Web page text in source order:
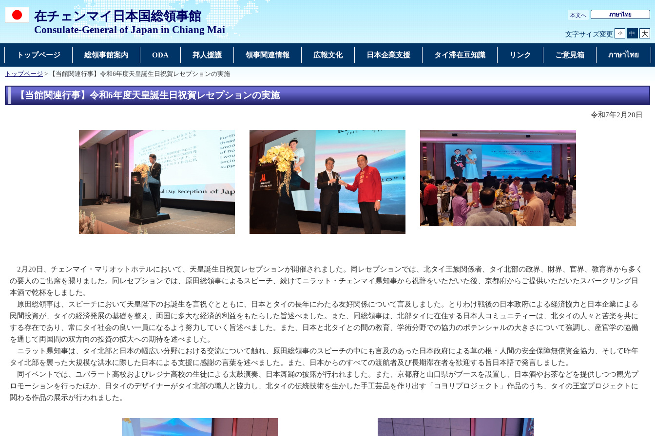
在チェンマイ日本国総領事館
Consulate-General of Japan in Chiang Mai
本文へ ภาษาไทย
文字サイズ変更 小 中 大
トップページ 総領事館案内 ODA 邦人援護 領事関連情報 広報文化 日本企業支援 タイ滞在豆知識 リンク ご意見箱 ภาษาไทย
トップページ > 【当館関連行事】令和6年度天皇誕生日祝賀レセプションの実施
【当館関連行事】令和6年度天皇誕生日祝賀レセプションの実施
令和7年2月20日
2月20日、チェンマイ・マリオットホテルにおいて、天皇誕生日祝賀レセプションが開催されました。同レセプションでは、北タイ王族関係者、タイ北部の政界、財界、官界、教育界から多く
の要人のご出席を賜りました。同レセプションでは、原田総領事によるスピーチ、続けてニラット・チェンマイ県知事から祝辞をいただいた後、京都府からご提供いただいたスパークリング日
本酒で乾杯をしました。
原田総領事は、スピーチにおいて天皇陛下のお誕生を言祝ぐとともに、日本とタイの長年にわたる友好関係について言及しました。とりわけ戦後の日本政府による経済協力と日本企業による
民間投資が、タイの経済発展の基礎を整え、両国に多大な経済的利益をもたらした旨述べました。また、同総領事は、北部タイに在住する日本人コミュニティーは、北タイの人々と苦楽を共に
する存在であり、常にタイ社会の良い一員になるよう努力していく旨述べました。また、日本と北タイとの間の教育、学術分野での協力のポテンシャルの大きさについて強調し、産官学の協働
を通じて両国間の双方向の投資の拡大への期待を述べました。
ニラット県知事は、タイ北部と日本の幅広い分野における交流について触れ、原田総領事のスピーチの中にも言及のあった日本政府による草の根・人間の安全保障無償資金協力、そして昨年
タイ北部を襲った大規模な洪水に際した日本による支援に感謝の言葉を述べました。また、日本からのすべての渡航者及び長期滞在者を歓迎する旨日本語で発言しました。
同イベントでは、ユパラート高校およびレジナ高校の生徒による太鼓演奏、日本舞踊の披露が行われました。また、京都府と山口県がブースを設置し、日本酒やお茶などを提供しつつ観光プ
ロモーションを行ったほか、日タイのデザイナーがタイ北部の職人と協力し、北タイの伝統技術を生かした手工芸品を作り出す「コヨリプロジェクト」作品のうち、タイの王室プロジェクトに
関わる作品の展示が行われました。